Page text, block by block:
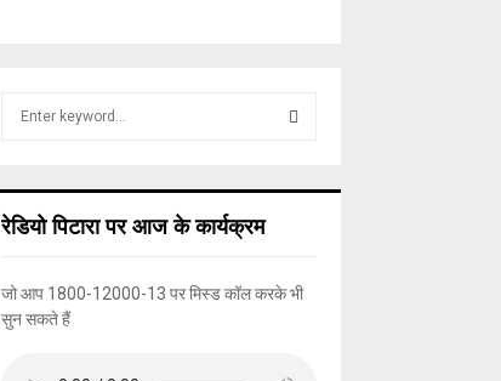
h
रेडियो पिटारा पर आज के कार्यक्रम
जो आप 1800-12000-13 पर मिस्ड कॉल करके भी
सुन सकते हैं